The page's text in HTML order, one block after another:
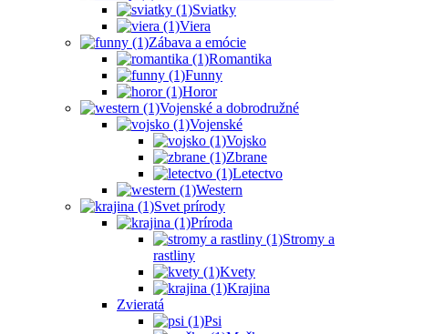
Sviatky
Viera
Zábava a emócie
Romantika
Funny
Horor
Vojenské a dobrodružné
Vojenské
Vojsko
Zbrane
Letectvo
Western
Svet prírody
Príroda
Stromy a
rastliny
Kvety
Krajina
Zvieratá
Psi